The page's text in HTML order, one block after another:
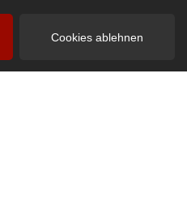
Cookies ablehnen